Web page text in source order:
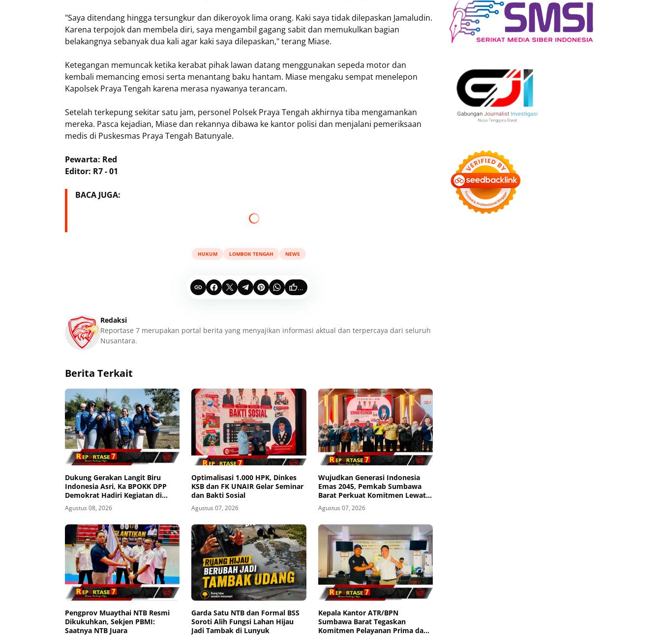
"Saya ditendang hingga tersungkur dan dikeroyok lima orang. Kaki saya tidak dilepaskan Jamaludin.
Karena terpojok dan membela diri, saya mengambil gagang sabit dan memukulkan bagian
belakangnya sebanyak dua kali agar kaki saya dilepaskan," terang Miase.
Ketegangan memuncak ketika kerabat pihak lawan datang menggunakan sepeda motor dan
kembali memancing emosi serta menantang baku hantam. Miase mengaku sempat menelepon
Kapolsek Praya Tengah karena merasa nyawanya terancam.
Setelah terkepung sekitar satu jam, personel Polsek Praya Tengah akhirnya tiba mengamankan
mereka. Pasca kejadian, Miase dan rekannya dibawa ke kantor polisi dan menjalani pemeriksaan
medis di Puskesmas Praya Tengah Batunyale.
Pewarta: Red
Editor: R7 - 01
BACA JUGA:
HUKUM LOMBOK TENGAH NEWS
...
Redaksi
Reportase 7 merupakan portal berita yang menyajikan informasi aktual dan terpercaya dari seluruh
Nusantara.
Berita Terkait
Dukung Gerakan Langit Biru
Indonesia Asri, Ka BPOKK DPP
Demokrat Hadiri Kegiatan di
Loteng
Agustus 08, 2026
Optimalisasi 1.000 HPK, Dinkes
KSB dan FK UNAIR Gelar Seminar
dan Bakti Sosial
Agustus 07, 2026
Wujudkan Generasi Indonesia
Emas 2045, Pemkab Sumbawa
Barat Perkuat Komitmen Lewat
Seminar Kesehatan 1.000 HPK
Agustus 07, 2026
Pengprov Muaythai NTB Resmi
Dikukuhkan, Sekjen PBMI:
Saatnya NTB Juara
Garda Satu NTB dan Formal BSS
Soroti Alih Fungsi Lahan Hijau
Jadi Tambak di Lunyuk
Kepala Kantor ATR/BPN
Sumbawa Barat Tegaskan
Komitmen Pelayanan Prima dan